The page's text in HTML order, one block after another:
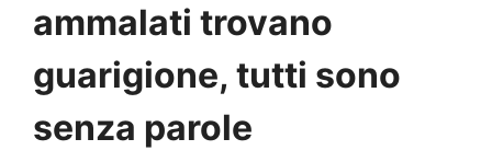
ammalati trovano
guarigione, tutti sono
senza parole